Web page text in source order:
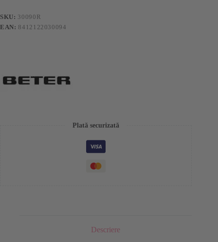
SKU: 30090R
EAN: 8412122030094
Plată securizată
Descriere